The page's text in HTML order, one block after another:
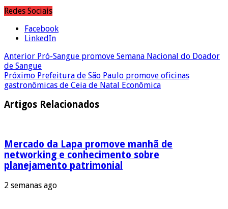
Redes Sociais
Facebook
LinkedIn
Anterior Pró-Sangue promove Semana Nacional do Doador
de Sangue
Próximo Prefeitura de São Paulo promove oficinas
gastronômicas de Ceia de Natal Econômica
Artigos Relacionados
Mercado da Lapa promove manhã de
networking e conhecimento sobre
planejamento patrimonial
2 semanas ago